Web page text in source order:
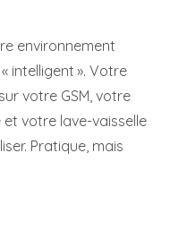
environnement
intelligent ». Votre
votre GSM, votre
votre lave-vaisselle
Pratique, mais